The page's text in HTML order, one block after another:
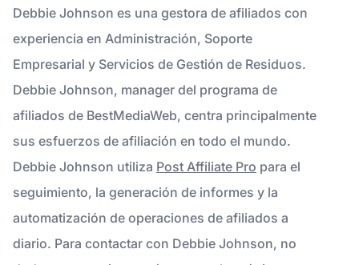
Debbie Johnson es una gestora de afiliados con
experiencia en Administración, Soporte
Empresarial y Servicios de Gestión de Residuos.
Debbie Johnson, manager del programa de
afiliados de BestMediaWeb, centra principalmente
sus esfuerzos de afiliación en todo el mundo.
Debbie Johnson utiliza Post Affiliate Pro para el
seguimiento, la generación de informes y la
automatización de operaciones de afiliados a
diario. Para contactar con Debbie Johnson, no